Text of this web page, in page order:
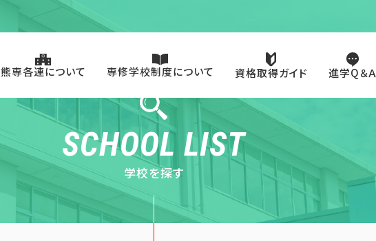
熊専各連について 専修学校制度について 資格取得ガイド 進学Q＆Ａ
SCHOOL LIST
学校を探す